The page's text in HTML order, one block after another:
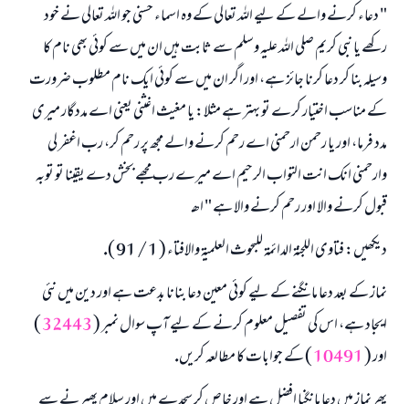
" دعاء كرنے والے كے ليے اللہ تعالى كے وہ اسماء حسنى جو اللہ تعالى نے خود
ركھے يا نبى كريم صلى اللہ عليہ وسلم سے ثابت ہيں ان ميں سے كوئى بھى نام كا
وسيلہ بنا كر دعا كرنا جائز ہے، اور اگر ان ميں سے كوئى ايك نام مطلوب ضرورت
كے مناسب اختيار كرے تو بہتر ہے مثلا: يا مغيث اغثنى يعنى اے مددگار ميرى
مدد فرما، اور يا رحمن ارحمنى اے رحم كرنے والے مجھ پر رحم كر، رب اغفر لى
وارحمنى انك انت التواب الرحيم اے ميرے رب مجھے بخش دے يقينا تو توبہ
قبول كرنے والا اور رحم كرنے والا ہے " اھـ
ديكھيں: فتاوى اللجنۃ الدائمۃ للبحوث العلميۃ والافتاء ( 1 / 91 ).
نماز كے بعد دعا مانگنے كے ليے كوئى معين دعا بنانا بدعت ہے اور دين ميں نئى
ايجاد ہے، اس كى تفصيل معلوم كرنے كے ليے آپ سوال نمبر (32443
)
اور (10491) كے جوابات كا مطالعہ كريں.